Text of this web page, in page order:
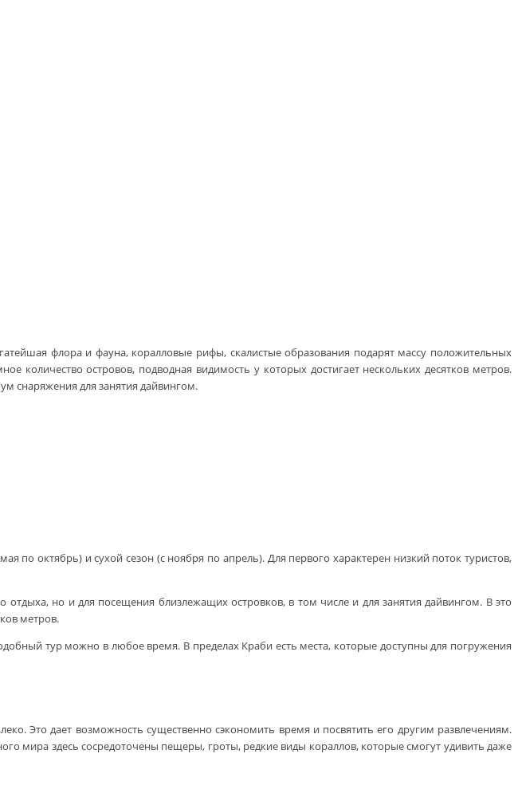
флора и фауна, коралловые рифы, скалистые образования подарят массу положительных
островов, подводная видимость у которых достигает нескольких десятков метров.
снаряжения для занятия дайвингом.
по октябрь) и сухой сезон (с ноября по апрель). Для первого характерен низкий поток туристов,
но и для посещения близлежащих островков, в том числе и для занятия дайвингом. В это
метров.
тур можно в любое время. В пределах Краби есть места, которые доступны для погружения
Это дает возможность существенно сэкономить время и посвятить его другим развлечениям.
мира здесь сосредоточены пещеры, гроты, редкие виды кораллов, которые смогут удивить даже